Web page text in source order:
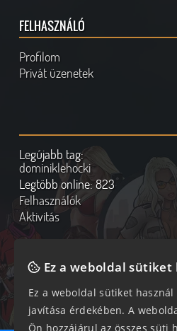
FELHASZNÁLÓ
Profilom
Privát üzenetek
Legújabb tag:
dominiklehocki
Legtöbb online:823
Felhasználók
Aktivitás
Online felhasználók
252 vendég, 0 tag
Ez a weboldal sütiket
Ez a weboldal sütiket
javítása érdekében. A
Ön hozzájárul az összes süti